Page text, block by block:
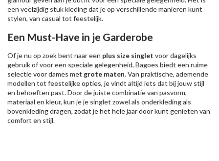
een veelzijdig stuk kleding dat je op verschillende manieren kunt
stylen, van casual tot feestelijk.
Een Must-Have in je Garderobe
Of je nu op zoek bent naar een plus size singlet voor dagelijks
gebruik of voor een speciale gelegenheid, Bagoes biedt een ruime
selectie voor dames met grote maten. Van praktische, ademende
modellen tot feestelijke opties, je vindt altijd iets dat bij jouw stijl
en behoeften past. Door de juiste combinatie van pasvorm,
materiaal en kleur, kun je je singlet zowel als onderkleding als
bovenkleding dragen, zodat je het hele jaar door kunt genieten van
comfort en stijl.